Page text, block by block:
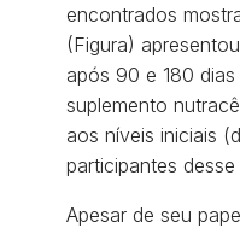
encontrados
(Figura)
após 90 e 180
suplemento
aos níveis iniciais
participantes
Apesar de seu